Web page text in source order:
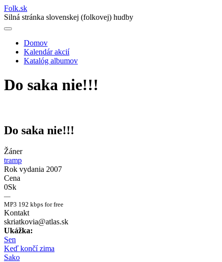
Folk.sk
Silná stránka slovenskej (folkovej) hudby
Main
navigation
Domov
Kalendár akcií
Katalóg albumov
Do saka nie!!!
Do saka nie!!!
Žáner
tramp
Rok vydania 2007
Cena
0Sk
—
MP3 192 kbps for free
Kontakt
skriatkovia@atlas.sk
Ukážka:
Sen
Keď končí zima
Sako